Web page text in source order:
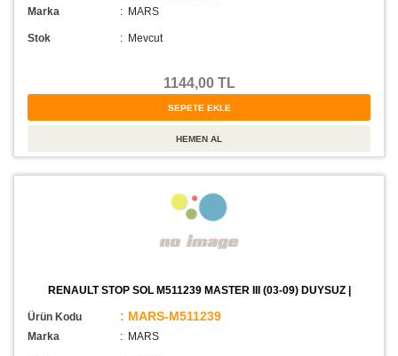
Marka : MARS
Stok : Mevcut
1144,00 TL
RENAULT STOP SOL M511239 MASTER III (03-09) DUYSUZ |
Ürün Kodu : MARS-M511239
Marka : MARS